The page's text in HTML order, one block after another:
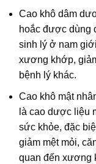
Cao khô dâm
hoắc được dùng
sinh lý ở nam
xương khớp,
bệnh lý khác.
Cao khô mật
là cao dược liệu
sức khỏe, đặc
giảm mệt mỏi,
quan đến xương